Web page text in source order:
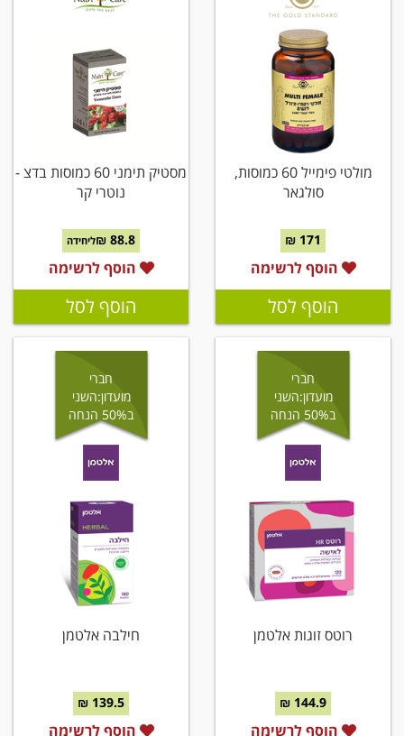
מולטי פימייל 60 כמוסות,
סולגאר
171 ₪
הוסף לרשימה
הוסף לסל
מסטיק תימני 60 כמוסות בדצ -
נוטרי קר
88.8 ₪ ליחידה
הוסף לרשימה
הוסף לסל
חברי
מועדון:השני
ב50% הנחה
רוטס זוגות אלטמן
144.9 ₪
הוסף לרשימה
חברי
מועדון:השני
ב50% הנחה
חילבה אלטמן
139.5 ₪
הוסף לרשימה